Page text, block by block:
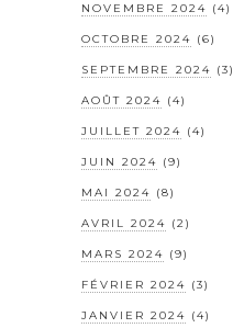
NOVEMBRE 2024 (4)
OCTOBRE 2024 (6)
SEPTEMBRE 2024 (3)
AOÛT 2024 (4)
JUILLET 2024 (4)
JUIN 2024 (9)
MAI 2024 (8)
AVRIL 2024 (2)
MARS 2024 (9)
FÉVRIER 2024 (3)
JANVIER 2024 (4)